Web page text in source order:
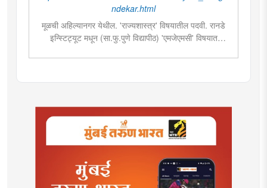
ndekar.html
मूळची अहिल्यानगर येथील. 'राज्यशास्त्र' विषयातील पदवी. रानडे
इन्स्टिट्यूट मधून (सा.फु.पुणे विद्यापीठ) 'एमजेएमसी' विषयात
प्रतिनिधी' या पदावर रुजू. सद्यस्थितीत 'इन्फ्रास्ट्रक्चर आणि